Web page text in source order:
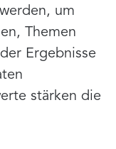
um
Themen
Ergebnisse
stärken die